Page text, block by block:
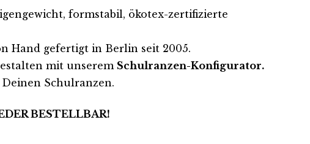
formstabil, ökotex-zertifizierte
Hand gefertigt in Berlin seit 2005.
mit unserem Schulranzen-Konfigurator.
Schulranzen.
BESTELLBAR!